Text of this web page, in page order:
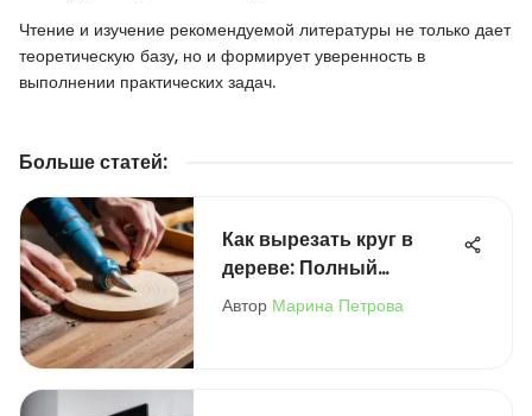
Чтение и изучение рекомендуемой литературы не только дает
теоретическую базу, но и формирует уверенность в
выполнении практических задач.
Больше статей:
Как вырезать круг в
дереве: Полный
путеводитель
Автор Марина Петрова